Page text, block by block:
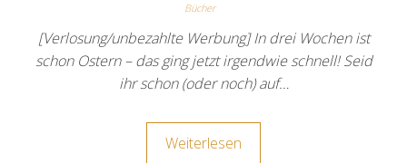
Bücher
[Verlosung/unbezahlte Werbung] In drei Wochen ist
schon Ostern – das ging jetzt irgendwie schnell! Seid
ihr schon (oder noch) auf…
Weiterlesen